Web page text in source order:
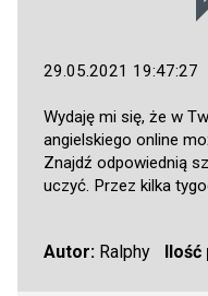
29.05.2021 19:47:27
Wydaję mi się, że w
angielskiego online
Znajdź odpowiednią
uczyć. Przez kilka
Autor: Ralphy